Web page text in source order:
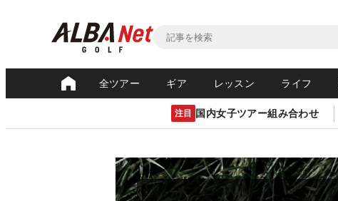
全ツアー ギア レッスン ライフ
注目 国内女子ツアー組み合わせ